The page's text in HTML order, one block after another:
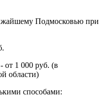
Подмосковью при
от 1 000 руб. (в
области)
способами: